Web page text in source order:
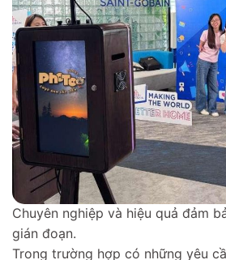
Chuyên nghiệp và hiệu quả đảm
gián đoạn.
Trong trường hợp có những yêu